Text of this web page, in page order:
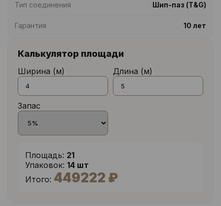
Тип соединения Шип-паз (T&G)
Гарантия 10 лет
Калькулятор площади
Ширина (м) Длина (м)
Запас
Площадь: 21
Упаковок: 14 шт
Итого: 449222 ₽